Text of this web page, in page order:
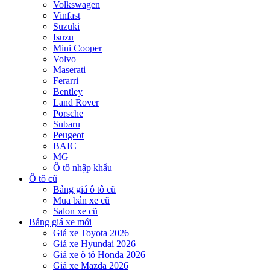
Volkswagen
Vinfast
Suzuki
Isuzu
Mini Cooper
Volvo
Maserati
Ferarri
Bentley
Land Rover
Porsche
Subaru
Peugeot
BAIC
MG
Ô tô nhập khẩu
Ô tô cũ
Bảng giá ô tô cũ
Mua bán xe cũ
Salon xe cũ
Bảng giá xe mới
Giá xe Toyota 2026
Giá xe Hyundai 2026
Giá xe ô tô Honda 2026
Giá xe Mazda 2026